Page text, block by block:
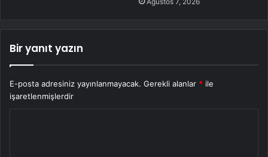
Bir yanıt yazın
E-posta adresiniz yayınlanmayacak. Gerekli alanlar * ile
işaretlenmişlerdir